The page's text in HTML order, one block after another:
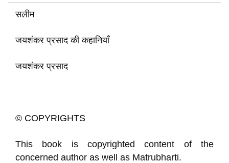
सलीम
जयशंकर प्रसाद की कहानियाँ
जयशंकर प्रसाद
© COPYRIGHTS
This book is copyrighted content of the
concerned author as well as Matrubharti.